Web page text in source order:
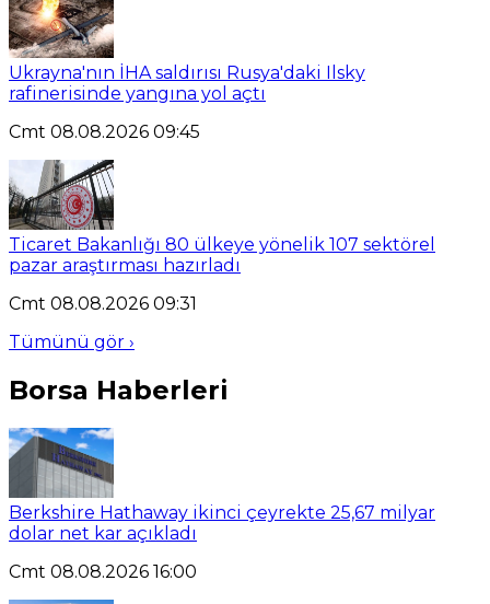
Ukrayna'nın İHA saldırısı Rusya'daki Ilsky
rafinerisinde yangına yol açtı
Cmt 08.08.2026 09:45
Ticaret Bakanlığı 80 ülkeye yönelik 107 sektörel
pazar araştırması hazırladı
Cmt 08.08.2026 09:31
Tümünü gör ›
Borsa Haberleri
Berkshire Hathaway ikinci çeyrekte 25,67 milyar
dolar net kar açıkladı
Cmt 08.08.2026 16:00